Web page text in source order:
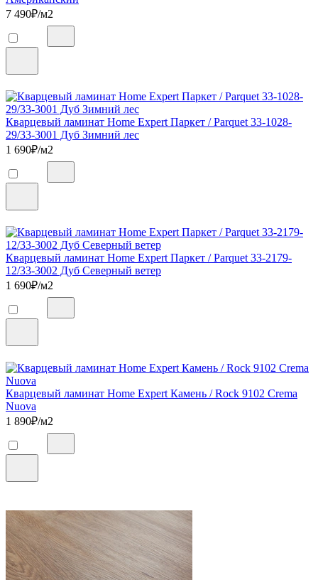
7 490₽/м2
Кварцевый ламинат Home Expert Паркет / Parquet 33-1028-
29/33-3001 Дуб Зимний лес
1 690₽/м2
Кварцевый ламинат Home Expert Паркет / Parquet 33-2179-
12/33-3002 Дуб Северный ветер
1 690₽/м2
Кварцевый ламинат Home Expert Камень / Rock 9102 Crema
Nuova
1 890₽/м2